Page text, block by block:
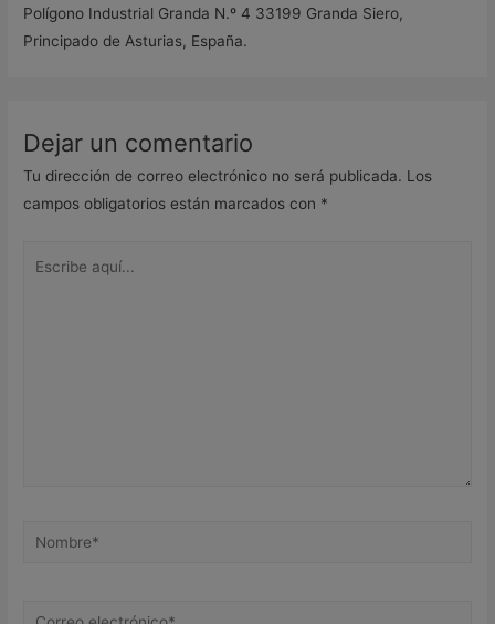
Polígono Industrial Granda N.º 4 33199 Granda Siero,
Principado de Asturias, España.
Dejar un comentario
Tu dirección de correo electrónico no será publicada. Los
campos obligatorios están marcados con *
Nombre*
Correo